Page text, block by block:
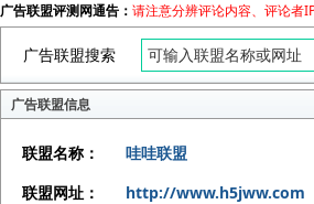
广告联盟评测网通告： 请注意分辨评论内容、评论者
广告联盟搜索
广告联盟信息
联盟名称：
哇哇联盟
联盟网址：
http://www.h5jww.com